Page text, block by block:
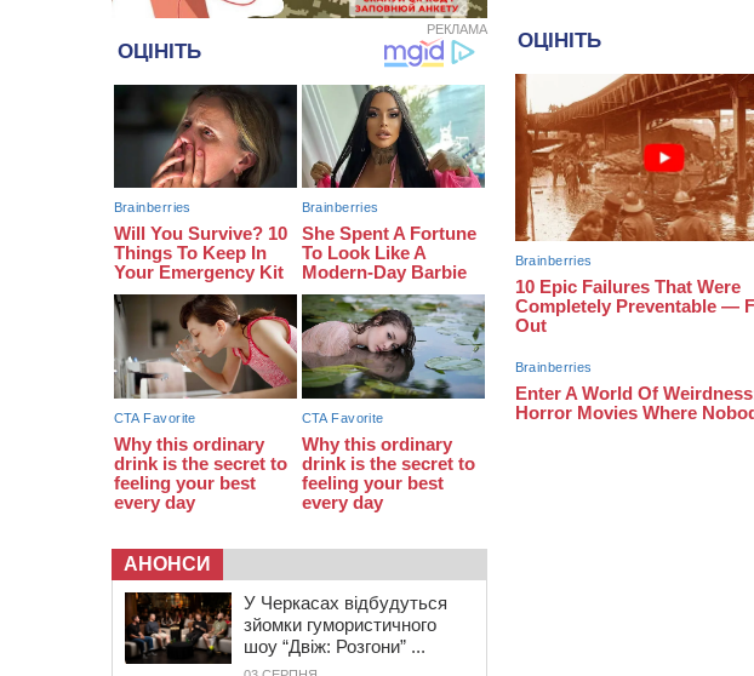
спричинив аварію, не пропустивши
09:42
“Черкасиводоканал” пропонує
підвищити тарифи на воду та
водовідведення з 2027 року
09:08 Встановити гойдалки, карусель і
закупити іграшки: у Черкасах
дитсадку
08:22 “На щиті” у Чорнобаївську
громаду повертається полеглий
біля Кліщіївки воїн
РЕКЛАМА
АНОНСИ
У Черкасах відбудуться
зйомки гумористичного
шоу “Двіж: Розгони” ...